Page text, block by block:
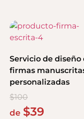
Servicio de diseño
firmas
personalizadas
$100
de $39